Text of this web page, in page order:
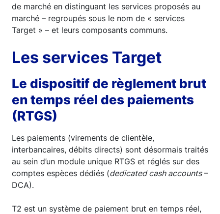
de marché en distinguant les services proposés au
marché – regroupés sous le nom de « services
Target » – et leurs composants communs.
Les services Target
Le dispositif de règlement brut
en temps réel des paiements
(RTGS)
Les paiements (virements de clientèle,
interbancaires, débits directs) sont désormais traités
au sein d’un module unique RTGS et réglés sur des
comptes espèces dédiés (dedicated cash accounts–
DCA).
T2 est un système de paiement brut en temps réel,